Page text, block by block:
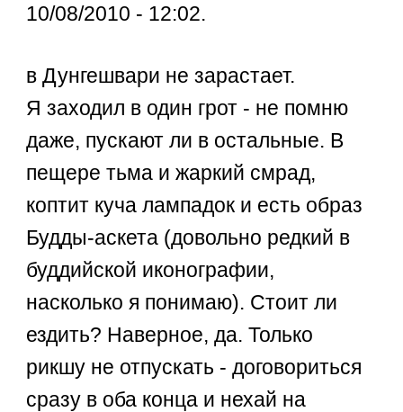
10/08/2010 - 12:02.
в Дунгешвари не зарастает.
Я заходил в один грот - не помню
даже, пускают ли в остальные. В
пещере тьма и жаркий смрад,
коптит куча лампадок и есть образ
Будды-аскета (довольно редкий в
буддийской иконографии,
насколько я понимаю). Стоит ли
ездить? Наверное, да. Только
рикшу не отпускать - договориться
сразу в оба конца и нехай на